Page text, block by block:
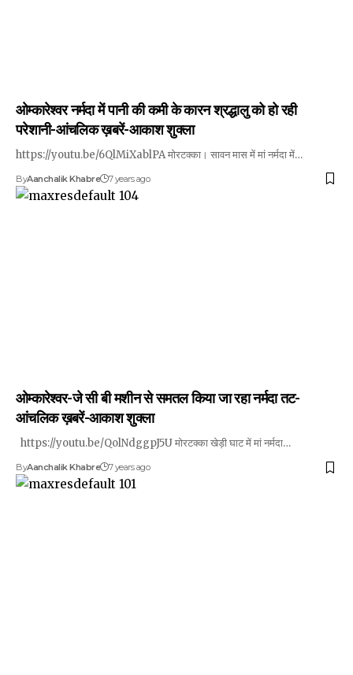
ओम्कारेश्वर नर्मदा में पानी की कमी के कारन श्रद्धालु को हो रही
परेशानी-आंचलिक ख़बरें-आकाश शुक्ला
https://youtu.be/6QlMiXablPA मोरटक्का। सावन मास में मां नर्मदा में…
ByAanchalik Khabre 7 years ago
ओम्कारेश्वर-जे सी बी मशीन से समतल किया जा रहा नर्मदा तट-
आंचलिक ख़बरें-आकाश शुक्ला
https://youtu.be/QolNdggpJ5U मोरटक्का खेड़ी घाट में मां नर्मदा…
ByAanchalik Khabre 7 years ago